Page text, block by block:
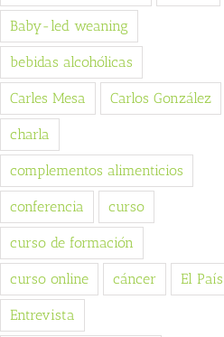
Baby-led weaning
bebidas alcohólicas
Carles Mesa Carlos González
charla
complementos alimenticios
conferencia curso
curso de formación
curso online cáncer El País
Entrevista